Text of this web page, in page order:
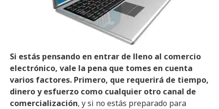
Si estás pensando en entrar de lleno al comercio
electrónico, vale la pena que tomes en cuenta
varios factores. Primero, que requerirá de tiempo,
dinero y esfuerzo como cualquier otro canal de
comercialización, y si no estás preparado para